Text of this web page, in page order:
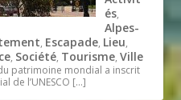
és,
Alpes-
, Escapade, Lieu,
, Société, Tourisme,Ville
patrimoine mondial a inscrit
de l’UNESCO […]